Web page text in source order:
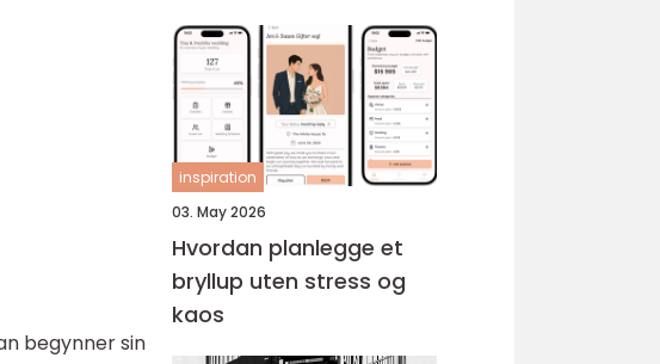
begynner sin
inspiration
03. May 2026
Hvordan planlegge et
bryllup uten stress og
kaos